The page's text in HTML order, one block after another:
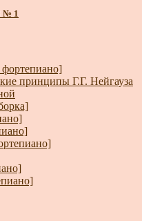
№ 1
принципы Г.Г. Нейгауза